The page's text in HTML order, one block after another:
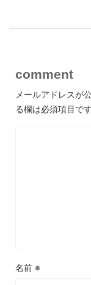
comment
メールアドレスが
る欄は必須項目です
名前 ※